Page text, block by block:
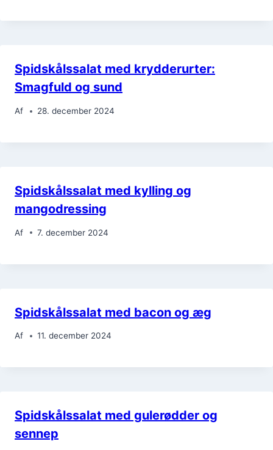
Spidskålssalat med krydderurter:
Smagfuld og sund
Af 28. december 2024
Spidskålssalat med kylling og
mangodressing
Af 7. december 2024
Spidskålssalat med bacon og æg
Af 11. december 2024
Spidskålssalat med gulerødder og
sennep